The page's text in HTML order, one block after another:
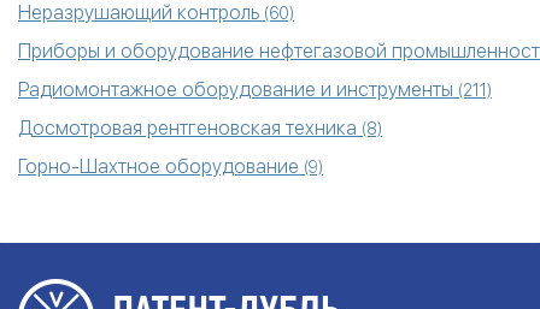
Неразрушающий контроль (60)
Приборы и оборудование нефтегазовой
Радиомонтажное оборудование и инструменты (211)
Досмотровая рентгеновская техника (8)
Горно-Шахтное оборудование (9)